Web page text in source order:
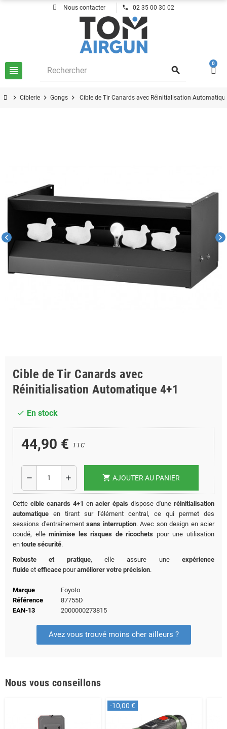
Nous contacter phone 02 35 00 30 02
view_headline search
0
chevron_right Ciblerie chevron_right Gongs chevron_right Cible de Tir Canards avec Réinitialisation
chevron_left chevron_right
Cible de Tir Canards avec
Réinitialisation Automatique 4+1
check En stock
44,90 € TTC
remove add shopping_cart AJOUTER AU PANIER
Cette cible canards 4+1 enacier épais dispose d'uneréinitialisation
automatique en tirant sur l'élément central, ce qui permet des
sessions d'entraînement sans interruption. Avec son design en acier
coudé, elleminimise les risques de ricochets pour une utilisation
en toute sécurité.
Robuste et pratique, elle assure uneexpérience
fluide et efficace pouraméliorer votre précision.
Marque
Foyoto
Référence
87755D
EAN-13
2000000273815
Avez vous trouvé moins cher ailleurs ?
Nous vous conseillons
-10,00 €